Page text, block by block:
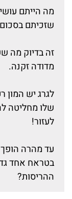
מה הייתם
שזכיתם
זה בדיוק מה
מדודה זקנה.
לגרג יש
שלו מחליטה
לעזור!
עד מהרה
בטראח אחד
ההריסות?